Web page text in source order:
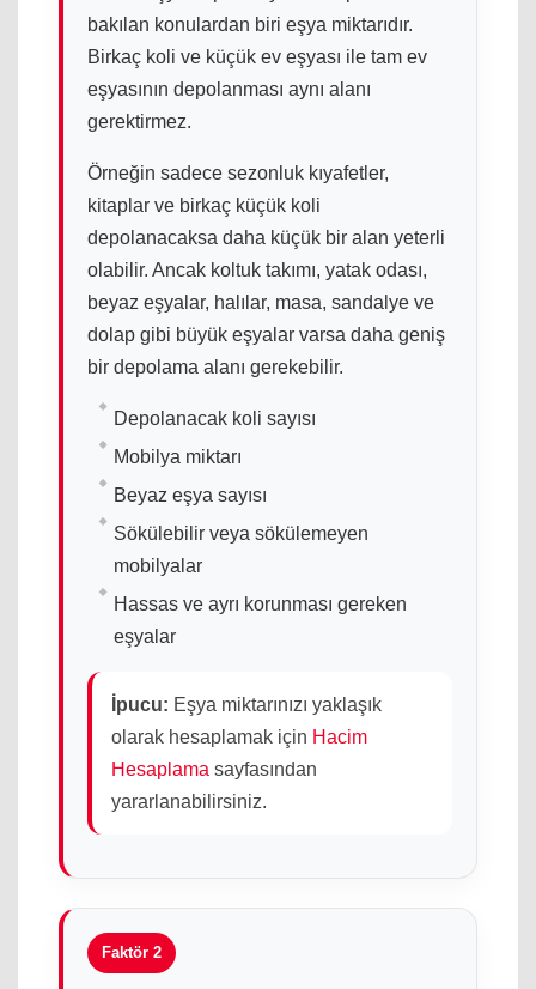
bakılan konulardan biri eşya miktarıdır.
Birkaç koli ve küçük ev eşyası ile tam ev
eşyasının depolanması aynı alanı
gerektirmez.
Örneğin sadece sezonluk kıyafetler,
kitaplar ve birkaç küçük koli
depolanacaksa daha küçük bir alan yeterli
olabilir. Ancak koltuk takımı, yatak odası,
beyaz eşyalar, halılar, masa, sandalye ve
dolap gibi büyük eşyalar varsa daha geniş
bir depolama alanı gerekebilir.
Depolanacak koli sayısı
Mobilya miktarı
Beyaz eşya sayısı
Sökülebilir veya sökülemeyen
mobilyalar
Hassas ve ayrı korunması gereken
eşyalar
İpucu: Eşya miktarınızı yaklaşık
olarak hesaplamak için Hacim
Hesaplama sayfasından
yararlanabilirsiniz.
Faktör 2